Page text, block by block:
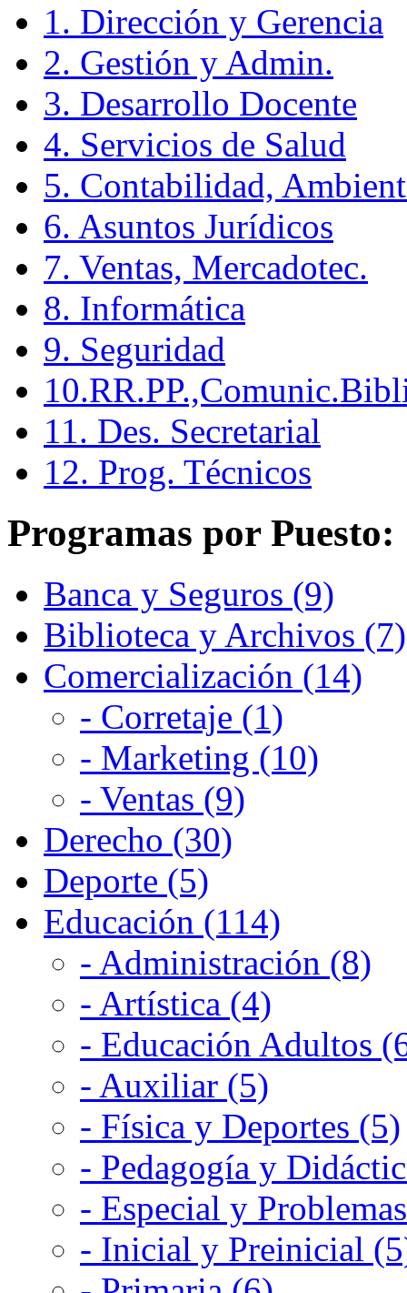
1. Dirección y Gerencia
2. Gestión y Admin.
3. Desarrollo Docente
4. Servicios de Salud
5. Contabilidad,
6. Asuntos Jurídicos
7. Ventas, Mercadotec.
8. Informática
9. Seguridad
11. Des. Secretarial
12. Prog. Técnicos
Programas por Puesto:
Banca y Seguros (9)
Biblioteca y Archivos (7)
Comercialización (14)
- Corretaje (1)
- Marketing (10)
- Ventas (9)
Derecho (30)
Deporte (5)
Educación (114)
- Administración (8)
- Artística (4)
- Educación Adultos
- Auxiliar (5)
- Física y Deportes (5)
- Pedagogía y
- Especial y
- Inicial y Preinicial